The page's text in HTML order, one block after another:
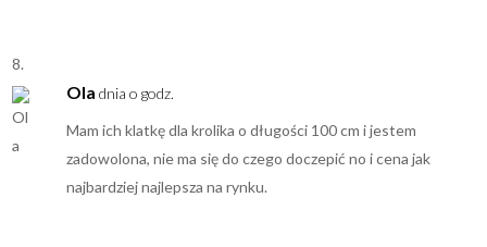
Ola dnia o godz.
Mam ich klatkę dla krolika o długości 100 cm i jestem
zadowolona, nie ma się do czego doczepić no i cena jak
najbardziej najlepsza na rynku.